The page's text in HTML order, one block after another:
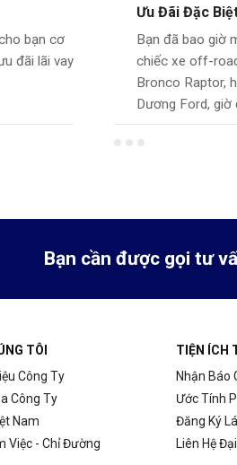
bạn cơ
đãi lãi vay
Ưu Đãi Đặc
Bạn đã bao giờ
chiếc xe off-
Bronco Raptor,
Dương Ford,
Bạn cần được gọi tư
TÔI
Công Ty
Công Ty
Nam
Việc - Chỉ Đường
TIỆN ÍCH
Nhận Báo
Ước Tính
Đăng Ký
Liên Hệ